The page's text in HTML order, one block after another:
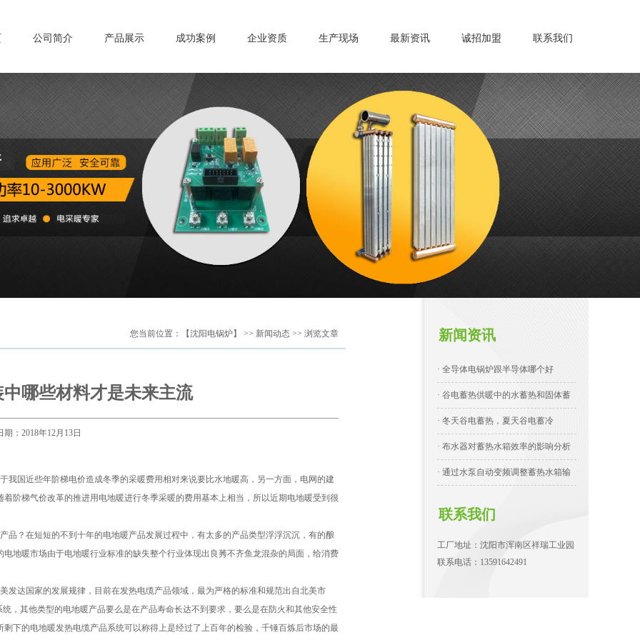
公司简介 产品展示 成功案例 企业资质 生产现场 最新资讯 诚招加盟 联系我们
您当前位置： 【沈阳电锅炉】 >> 新闻动态 >> 浏览文章
哪些材料才是未来主流
期：2018年12月13日
国近些年阶梯电价造成冬季的采暖费用相对来说要比水地暖高，另一方面，电网的建
阶梯气价改革的推进用电地暖进行冬季采暖的费用基本上相当，所以近期电地暖受到很
？在短短的不到十年的电地暖产品发展过程中，有太多的产品类型浮浮沉沉，有的酿
地暖市场由于电地暖行业标准的缺失整个行业体现出良莠不齐鱼龙混杂的局面，给消费
达国家的发展规律，目前在发热电缆产品领域，最为严格的标准和规范出自北美市
，其他类型的电地暖产品要么是在产品寿命长达不到要求，要么是在防火和其他安全性
下的电地暖发热电缆产品系统可以称得上是经过了上百年的检验，千锤百炼后市场的最
新闻资讯
· 全导体电锅炉跟半导体哪个好
· 谷电蓄热供暖中的水蓄热和固体蓄
· 冬天谷电蓄热，夏天谷电蓄冷
· 布水器对蓄热水箱效率的影响分析
· 通过水泵自动变频调整蓄热水箱输
联系我们
工厂地址：沈阳市浑南区祥瑞工业园
联系电话：13591642491